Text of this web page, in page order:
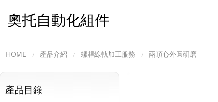
奧托自動化組件
HOME 產品介紹 螺桿線軌加工服務 兩頂心外圓研磨
產品目錄